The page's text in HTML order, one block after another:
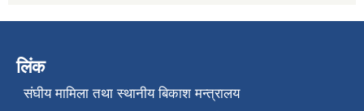
लिंक
संघीय मामिला तथा स्थानीय बिकाश मन्त्रालय